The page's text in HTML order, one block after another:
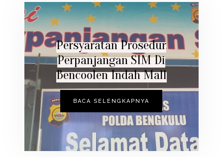
Persyaratan Prosedur
Perpanjangan SIM Di
Bencoolen Indah Mall
BACA SELENGKAPNYA